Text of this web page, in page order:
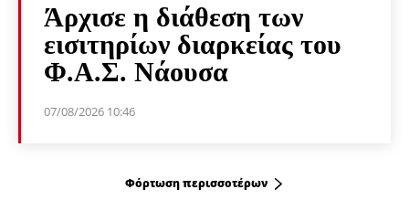
Άρχισε η διάθεση των
εισιτηρίων διαρκείας του
Φ.Α.Σ. Νάουσα
07/08/2026 10:46
Φόρτωση περισσοτέρων